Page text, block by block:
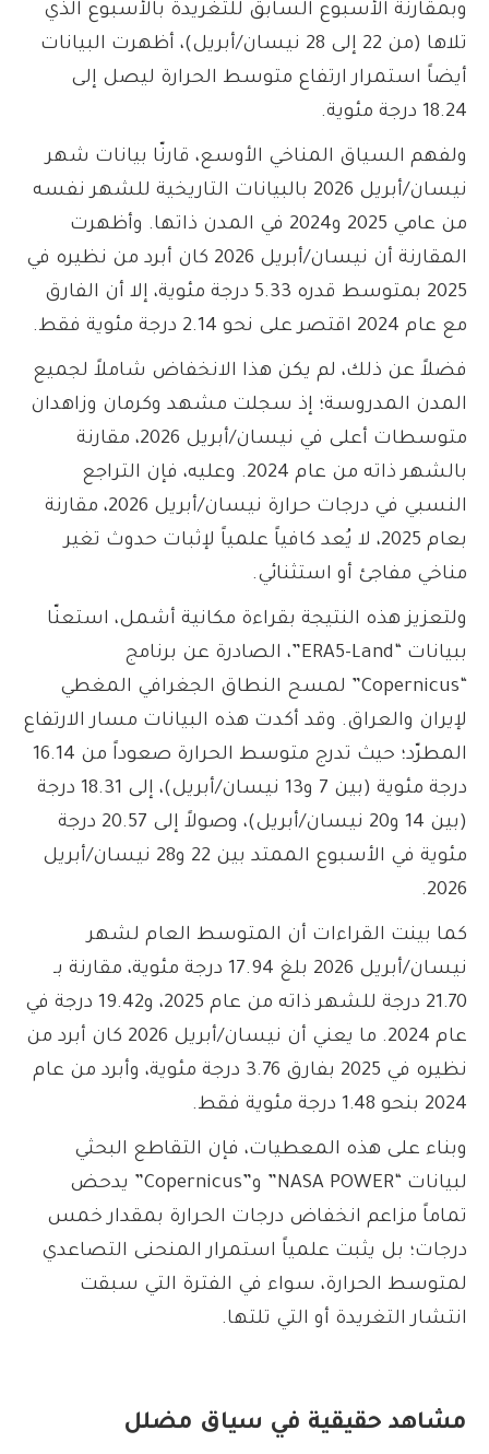
وبمقارنة الأسبوع السابق للتغريدة بالأسبوع الذي
تلاها (من 22 إلى 28 نيسان/أبريل)، أظهرت البيانات
أيضاً استمرار ارتفاع متوسط الحرارة ليصل إلى
18.24 درجة مئوية.
ولفهم السياق المناخي الأوسع، قارنّا بيانات شهر
نيسان/أبريل 2026 بالبيانات التاريخية للشهر نفسه
من عامي 2025 و2024 في المدن ذاتها. وأظهرت
المقارنة أن نيسان/أبريل 2026 كان أبرد من نظيره في
2025 بمتوسط قدره 5.33 درجة مئوية، إلا أن الفارق
مع عام 2024 اقتصر على نحو 2.14 درجة مئوية فقط.
فضلاً عن ذلك، لم يكن هذا الانخفاض شاملاً لجميع
المدن المدروسة؛ إذ سجلت مشهد وكرمان وزاهدان
متوسطات أعلى في نيسان/أبريل 2026، مقارنة
بالشهر ذاته من عام 2024. وعليه، فإن التراجع
النسبي في درجات حرارة نيسان/أبريل 2026، مقارنة
بعام 2025، لا يُعد كافياً علمياً لإثبات حدوث تغير
مناخي مفاجئ أو استثنائي.
ولتعزيز هذه النتيجة بقراءة مكانية أشمل، استعنّا
ببيانات “ERA5-Land”، الصادرة عن برنامج
“Copernicus” لمسح النطاق الجغرافي المغطي
لإيران والعراق. وقد أكدت هذه البيانات مسار الارتفاع
المطرّد؛ حيث تدرج متوسط الحرارة صعوداً من 16.14
درجة مئوية (بين 7 و13 نيسان/أبريل)، إلى 18.31 درجة
(بين 14 و20 نيسان/أبريل)، وصولاً إلى 20.57 درجة
مئوية في الأسبوع الممتد بين 22 و28 نيسان/أبريل
2026.
كما بينت القراءات أن المتوسط العام لشهر
نيسان/أبريل 2026 بلغ 17.94 درجة مئوية، مقارنة بـ
21.70 درجة للشهر ذاته من عام 2025، و19.42 درجة في
عام 2024. ما يعني أن نيسان/أبريل 2026 كان أبرد من
نظيره في 2025 بفارق 3.76 درجة مئوية، وأبرد من عام
2024 بنحو 1.48 درجة مئوية فقط.
وبناء على هذه المعطيات، فإن التقاطع البحثي
لبيانات “NASA POWER” و”Copernicus” يدحض
تماماً مزاعم انخفاض درجات الحرارة بمقدار خمس
درجات؛ بل يثبت علمياً استمرار المنحنى التصاعدي
لمتوسط الحرارة، سواء في الفترة التي سبقت
انتشار التغريدة أو التي تلتها.
مشاهد حقيقية في سياق مضلل